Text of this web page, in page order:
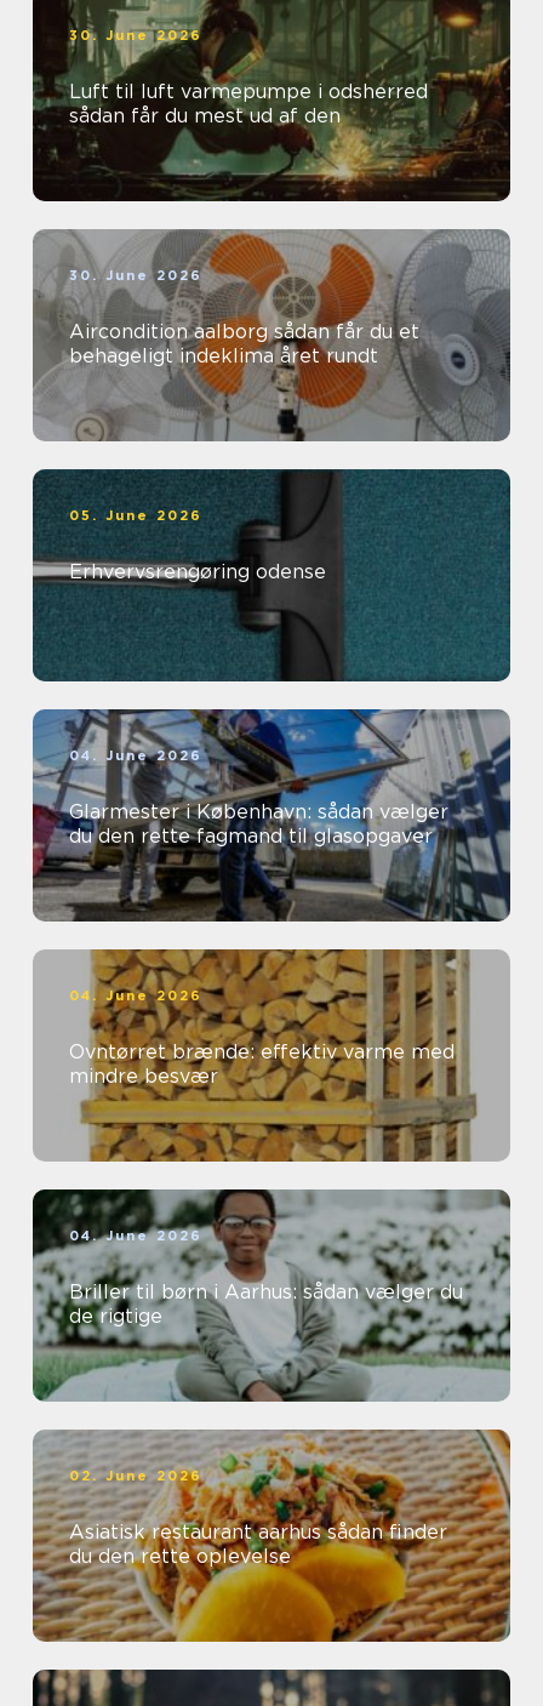
30. June 2026
Luft til luft varmepumpe i odsherred
sådan får du mest ud af den
30. June 2026
Aircondition aalborg sådan får du et
behageligt indeklima året rundt
05. June 2026
Erhvervsrengøring odense
04. June 2026
Glarmester i København: sådan vælger
du den rette fagmand til glasopgaver
04. June 2026
Ovntørret brænde: effektiv varme med
mindre besvær
04. June 2026
Briller til børn i Aarhus: sådan vælger du
de rigtige
02. June 2026
Asiatisk restaurant aarhus sådan finder
du den rette oplevelse